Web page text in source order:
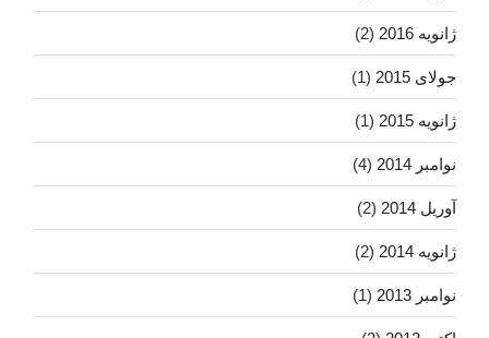
ژانویه 2016 (2)
جولای 2015 (1)
ژانویه 2015 (1)
نوامبر 2014 (4)
آوریل 2014 (2)
ژانویه 2014 (2)
نوامبر 2013 (1)